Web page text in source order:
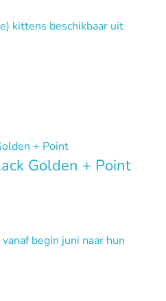
kittens beschikbaar uit
Golden + Point
begin juni naar hun